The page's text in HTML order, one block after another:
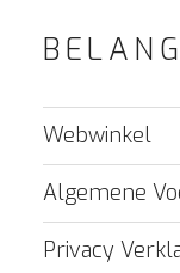
Webwinkel
Algemene
Privacy